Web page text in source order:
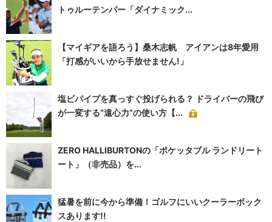
トゥルーテンパー「ダイナミック...
【マイギアを語ろう】桑木志帆 アイアンは8年愛用
「打感がいいから手放せません!」
塩ビパイプを真っすぐ投げられる？ ドライバーの飛び
が一変する“遠心力”の使い方【...
ZERO HALLIBURTONの「ポケッタブル ランドリート
ート」（非売品）を...
猛暑を前に今から準備！ゴルフにいいクーラーボック
スあります!!